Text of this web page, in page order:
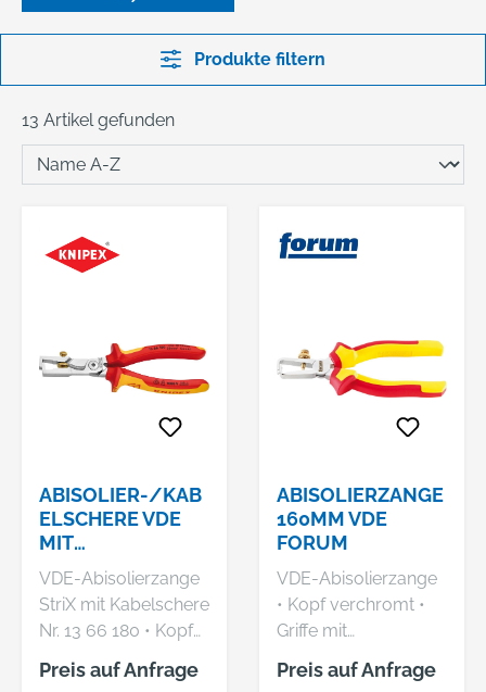
Produkte filtern
13 Artikel gefunden
ABISOLIER-/KAB
ELSCHERE VDE
MIT
MEHRKOMPONEN
TEN-GRIFFEN
180MM QMM
KNIPEX
VDE-Abisolierzange
StriX mit Kabelschere
Nr. 13 66 180 • Kopf
verchromt • Griffe mit
Mehrkomponenten-
Preis auf Anfrage
ABISOLIERZANGE
160MM VDE
FORUM
VDE-Abisolierzange
• Kopf verchromt •
Griffe mit
Mehrkomponenten-
Kunststoffhüllen •
Preis auf Anfrage